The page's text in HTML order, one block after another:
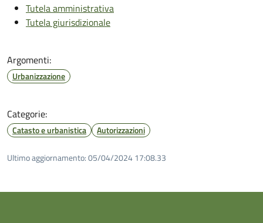
Tutela amministrativa
Tutela giurisdizionale
Argomenti:
Urbanizzazione
Categorie:
Catasto e urbanistica Autorizzazioni
Ultimo aggiornamento:05/04/2024 17:08.33